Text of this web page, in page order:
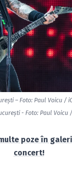
– Foto: Paul Voicu /
- Foto: Paul Voicu
poze în
concert!